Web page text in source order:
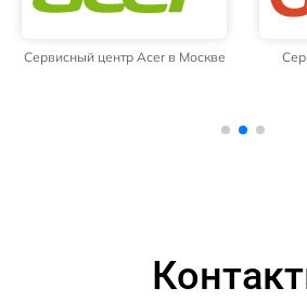
Сервисный центр Acer в Москве